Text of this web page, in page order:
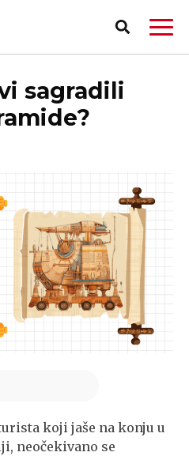
sagradili
koji jaše na konju u
neočekivano se